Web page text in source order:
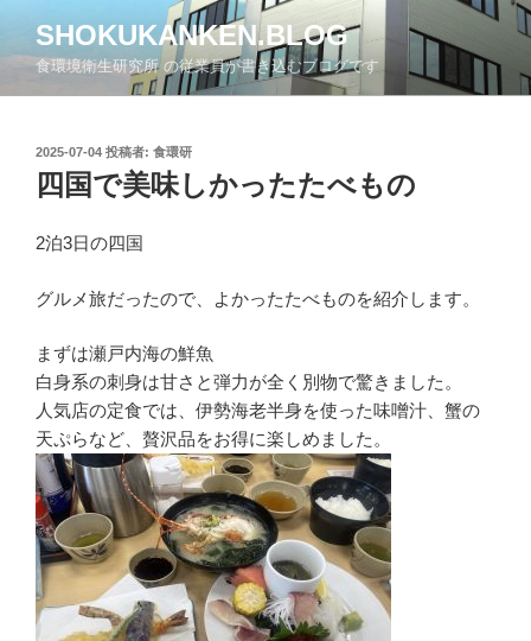
ン
SHOKUKANKEN.BLOG
食環境衛生研究所 の従業員が書き込むブログです
投
稿
日:
2025-07-04 投稿者: 食環研
四国で美味しかったたべもの
2泊3日の四国
グルメ旅だったので、よかったたべものを紹介します。
まずは瀬戸内海の鮮魚
白身系の刺身は甘さと弾力が全く別物で驚きました。
人気店の定食では、伊勢海老半身を使った味噌汁、蟹の
天ぷらなど、贅沢品をお得に楽しめました。